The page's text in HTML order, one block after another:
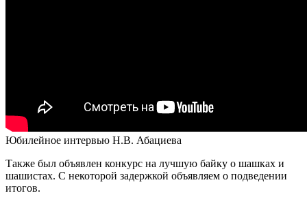
Юбилейное интервью Н.В. Абациева
Также был объявлен конкурс на лучшую байку о шашках и
шашистах. С некоторой задержкой объявляем о подведении
итогов.